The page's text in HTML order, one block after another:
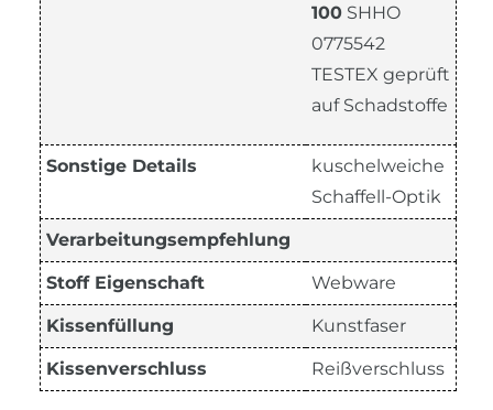
100 SHHO
0775542
TESTEX geprüft
auf Schadstoffe
Sonstige Details
kuschelweiche
Schaffell-Optik
Verarbeitungsempfehlung
Stoff Eigenschaft Webware
Kissenfüllung Kunstfaser
Kissenverschluss Reißverschluss